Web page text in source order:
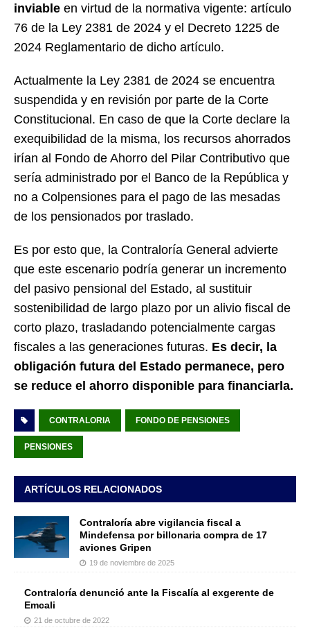
inviable en virtud de la normativa vigente: artículo
76 de la Ley 2381 de 2024 y el Decreto 1225 de
2024 Reglamentario de dicho artículo.
Actualmente la Ley 2381 de 2024 se encuentra
suspendida y en revisión por parte de la Corte
Constitucional. En caso de que la Corte declare la
exequibilidad de la misma, los recursos ahorrados
irían al Fondo de Ahorro del Pilar Contributivo que
sería administrado por el Banco de la República y
no a Colpensiones para el pago de las mesadas
de los pensionados por traslado.
Es por esto que, la Contraloría General advierte
que este escenario podría generar un incremento
del pasivo pensional del Estado, al sustituir
sostenibilidad de largo plazo por un alivio fiscal de
corto plazo, trasladando potencialmente cargas
fiscales a las generaciones futuras. Es decir, la
obligación futura del Estado permanece, pero
se reduce el ahorro disponible para financiarla.
CONTRALORIA FONDO DE PENSIONES
PENSIONES
ARTÍCULOS RELACIONADOS
Contraloría abre vigilancia fiscal a
Mindefensa por billonaria compra de 17
aviones Gripen
19 de noviembre de 2025
Contraloría denunció ante la Fiscalía al exgerente de
Emcali
21 de octubre de 2022